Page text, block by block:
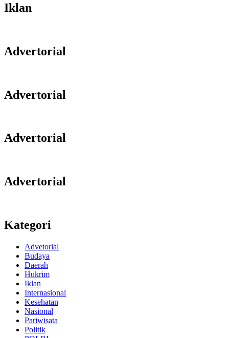
Iklan
Advertorial
Advertorial
Advertorial
Advertorial
Kategori
Advetorial
Budaya
Daerah
Hukrim
Iklan
Internasional
Kesehatan
Nasional
Pariwisata
Politik